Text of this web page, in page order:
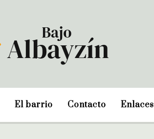
El barrio Contacto Enlaces